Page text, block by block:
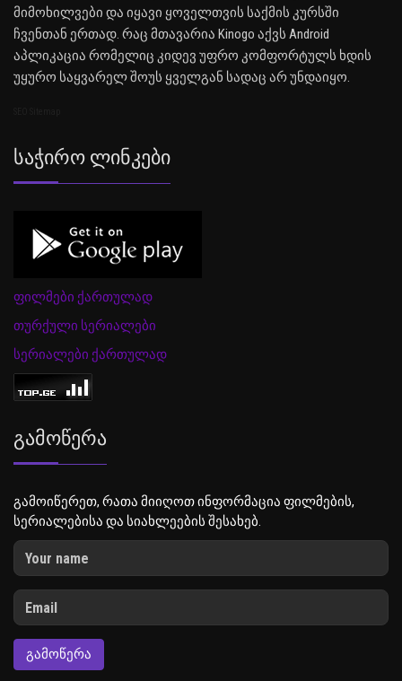
მიმოხილვები და იყავი ყოველთვის საქმის კურსში
ჩვენთან ერთად. რაც მთავარია Kinogo აქვს Android
აპლიკაცია რომელიც კიდევ უფრო კომფორტულს ხდის
უყურო საყვარელ შოუს ყველგან სადაც არ უნდაიყო.
Საჭირო Ლინკები
ფილმები ქართულად
თურქული სერიალები
სერიალები ქართულად
Გამოწერა
გამოიწერეთ, რათა მიიღოთ ინფორმაცია ფილმების,
სერიალებისა და სიახლეების შესახებ.
ᲒᲐᲛᲝᲬᲔᲠᲐ